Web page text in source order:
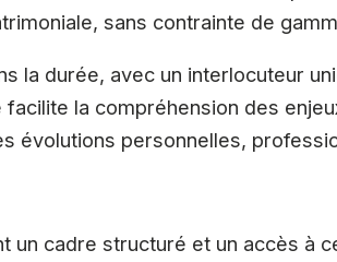
sans contrainte de
la durée, avec un interlocuteur
la compréhension des
évolutions personnelles,
un cadre structuré et un accès à